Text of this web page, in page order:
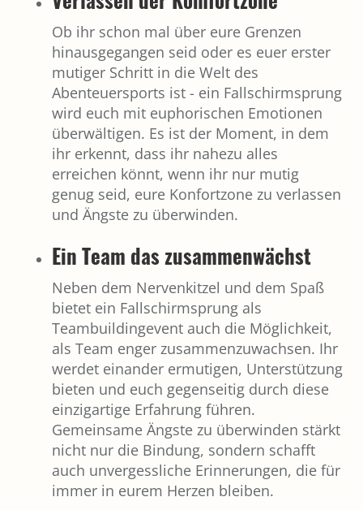
Ob ihr schon mal über eure Grenzen
hinausgegangen seid oder es euer erster
mutiger Schritt in die Welt des
Abenteuersports ist - ein Fallschirmsprung
wird euch mit euphorischen Emotionen
überwältigen. Es ist der Moment, in dem
ihr erkennt, dass ihr nahezu alles
erreichen könnt, wenn ihr nur mutig
genug seid, eure Konfortzone zu verlassen
und Ängste zu überwinden.
Ein Team das zusammenwächst
Neben dem Nervenkitzel und dem Spaß
bietet ein Fallschirmsprung als
Teambuildingevent auch die Möglichkeit,
als Team enger zusammenzuwachsen. Ihr
werdet einander ermutigen, Unterstützung
bieten und euch gegenseitig durch diese
einzigartige Erfahrung führen.
Gemeinsame Ängste zu überwinden stärkt
nicht nur die Bindung, sondern schafft
auch unvergessliche Erinnerungen, die für
immer in eurem Herzen bleiben.